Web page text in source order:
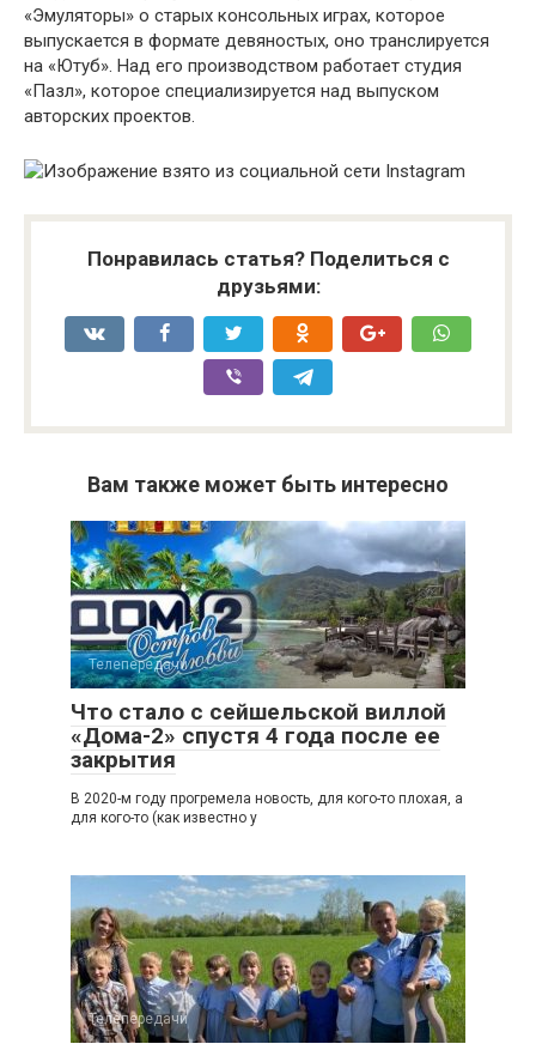
«Эмуляторы» о старых консольных играх, которое
выпускается в формате девяностых, оно транслируется
на «Ютуб». Над его производством работает студия
«Пазл», которое специализируется над выпуском
авторских проектов.
Понравилась статья? Поделиться с
друзьями:
Вам также может быть интересно
Телепередачи
Что стало с сейшельской виллой
«Дома-2» спустя 4 года после ее
закрытия
В 2020-м году прогремела новость, для кого-то плохая, а
для кого-то (как известно у
Телепередачи